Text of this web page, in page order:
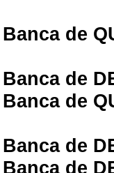
Banca de
Banca de
Banca de
Banca de
Banca de